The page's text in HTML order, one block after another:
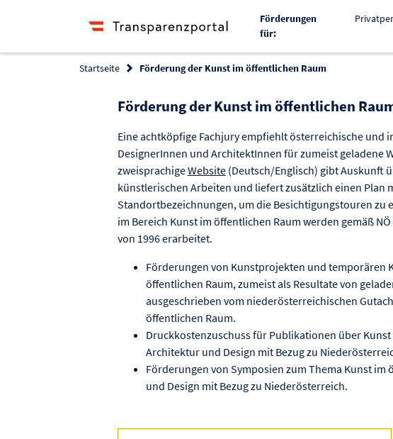
Förderungen
für:
Startseite Förderung der Kunst im öffentlichen Raum
Förderung der Kunst im öffentlichen
Eine achtköpfige Fachjury empfiehlt österreichische und
DesignerInnen und ArchitektInnen für zumeist geladene
zweisprachigeWebsite(Deutsch/Englisch) gibt Auskunft
künstlerischen Arbeiten und liefert zusätzlich einen Plan
Standortbezeichnungen, um die Besichtigungstouren zu
im Bereich Kunst im öffentlichen Raum werden gemäß
von 1996 erarbeitet.
Förderungen von Kunstprojekten und temporären
öffentlichen Raum, zumeist als Resultate von
ausgeschrieben vom niederösterreichischen
öffentlichen Raum.
Druckkostenzuschuss für Publikationen über
Architektur und Design mit Bezug zu
Förderungen von Symposien zum Thema Kunst
und Design mit Bezug zu Niederösterreich.